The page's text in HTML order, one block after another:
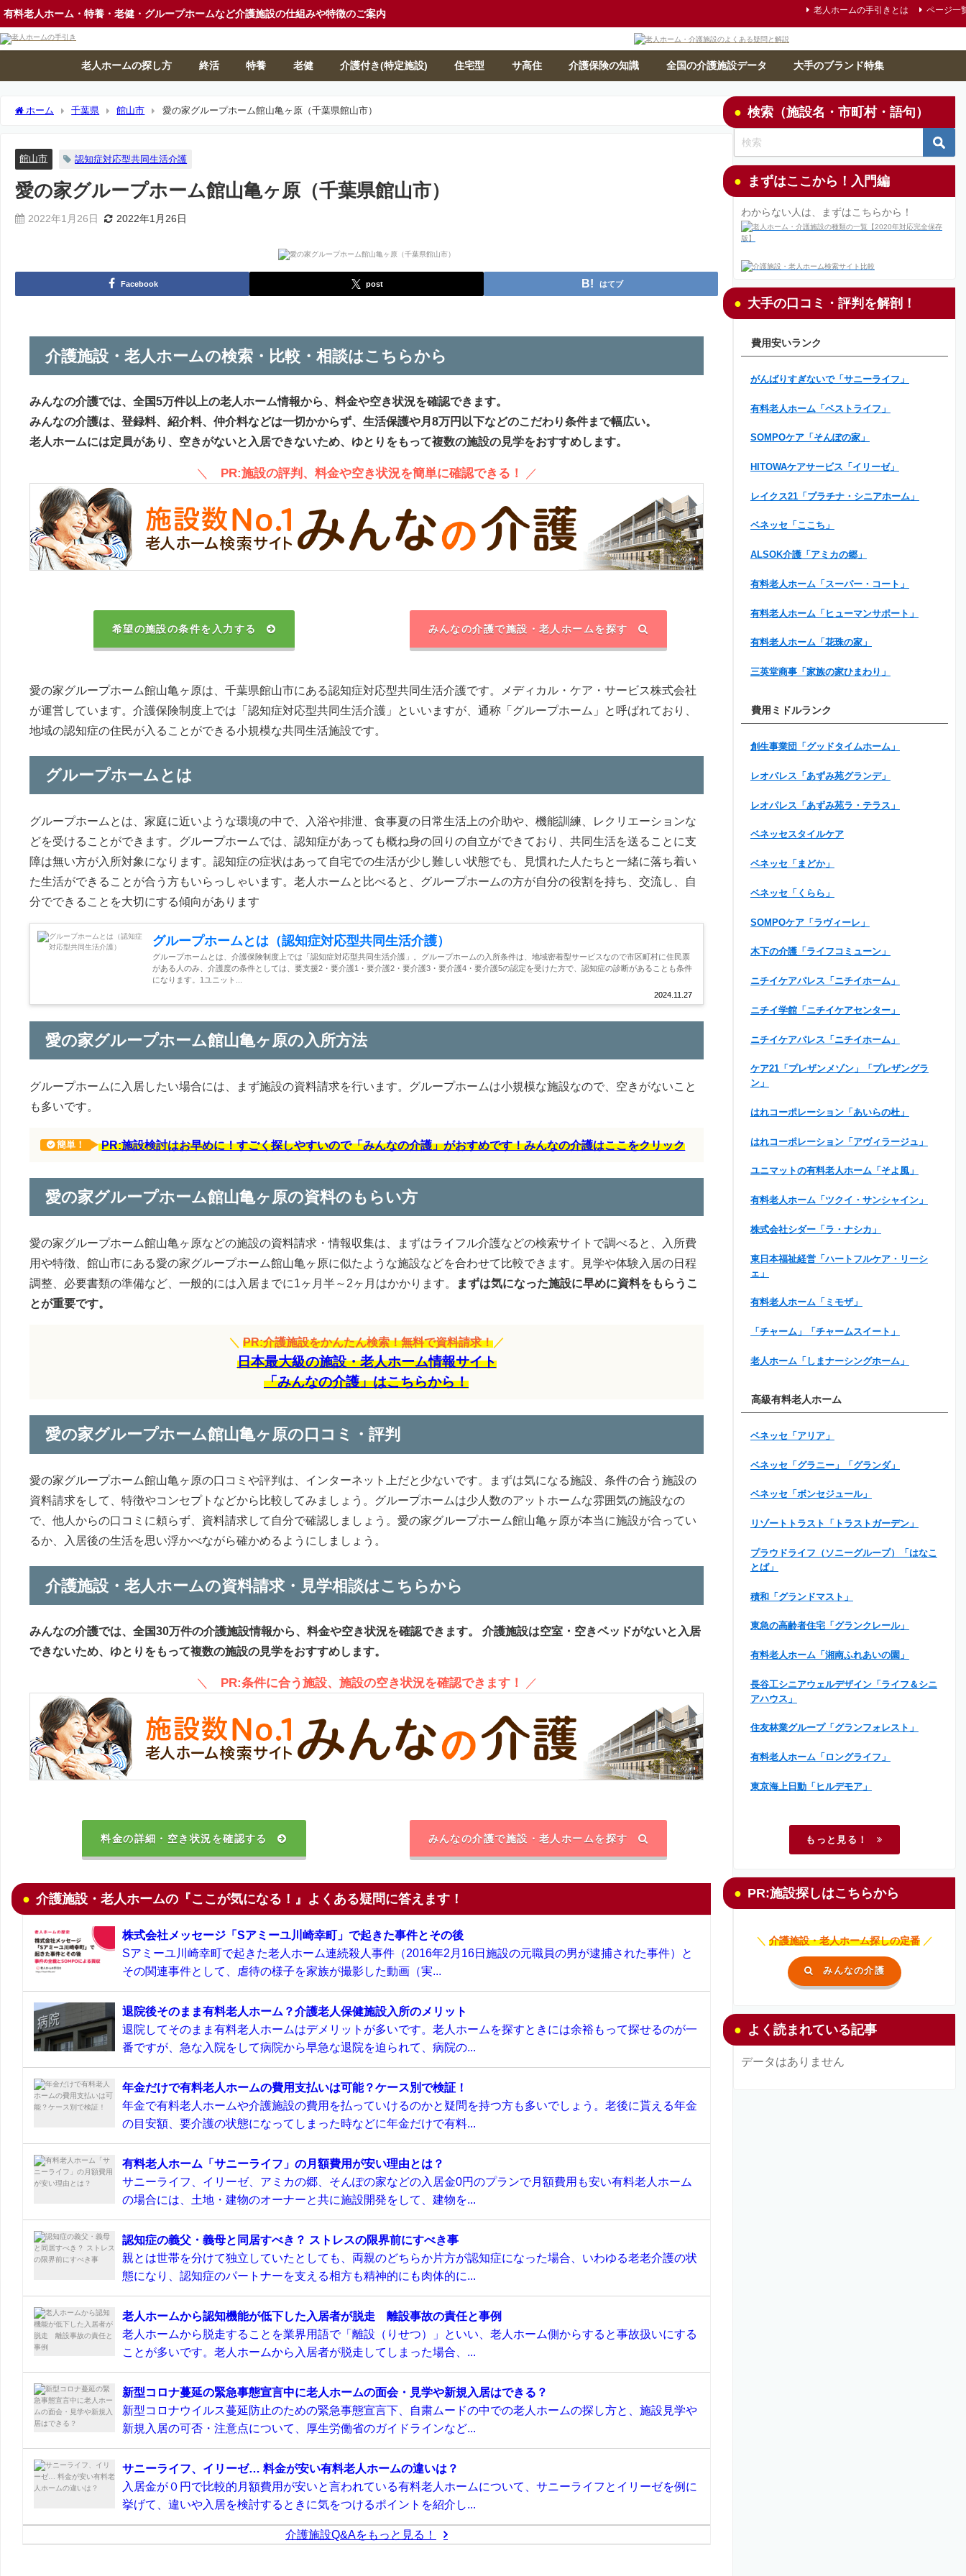
有料老人ホーム・特養・老健・グループホームなど介護施設の仕組みや特徴のご案内 老人ホームの手引きとは ページ一
老人ホームの探し方 終活 特養 老健 介護付き(特定施設) 住宅型 サ高住 介護保険の知識 全国の介護施設データ 大手のブランド特集
ホーム 千葉県 館山市 愛の家グループホーム館山亀ヶ原（千葉県館山市）
館山市 認知症対応型共同生活介護
愛の家グループホーム館山亀ヶ原（千葉県館山市）
2022年1月26日 2022年1月26日
Facebook post はてブ
介護施設・老人ホームの検索・比較・相談はこちらから
みんなの介護では、全国5万件以上の老人ホーム情報から、料金や空き状況を確認できます。
みんなの介護は、登録料、紹介料、仲介料などは一切かからず、生活保護や月8万円以下などのこだわり条件まで幅広い。
老人ホームには定員があり、空きがないと入居できないため、ゆとりをもって複数の施設の見学をおすすめします。
＼ PR:施設の評判、料金や空き状況を簡単に確認できる！ ／
希望の施設の条件を入力する みんなの介護で施設・老人ホームを探す
愛の家グループホーム館山亀ヶ原は、千葉県館山市にある認知症対応型共同生活介護です。メディカル・ケア・サービス株式会社
が運営しています。介護保険制度上では「認知症対応型共同生活介護」といいますが、通称「グループホーム」と呼ばれており、
地域の認知症の住民が入ることができる小規模な共同生活施設です。
グループホームとは
グループホームとは、家庭に近いような環境の中で、入浴や排泄、食事夏の日常生活上の介助や、機能訓練、レクリエーションな
どを受けることができます。グループホームでは、認知症があっても概ね身の回りの自立ができており、共同生活を送ることに支
障は無い方が入所対象になります。認知症の症状はあって自宅での生活が少し難しい状態でも、見慣れた人たちと一緒に落ち着い
た生活ができることが合う方もいらっしゃいます。老人ホームと比べると、グループホームの方が自分の役割を持ち、交流し、自
分でできることを大切にする傾向があります
グループホームとは（認知症対応型共同生活介護）
2024.11.27
グループホームとは、介護保険制度上では「認知症対応型共同生活介護」。グループホームの入所条件は、地域密着型サービスなので市区町村に住民票
がある人のみ、介護度の条件としては、要支援2・要介護1・要介護2・要介護3・要介護4・要介護5の認定を受けた方で、認知症の診断があることも条件
になります。1ユニット...
愛の家グループホーム館山亀ヶ原の入所方法
グループホームに入居したい場合には、まず施設の資料請求を行います。グループホームは小規模な施設なので、空きがないこと
も多いです。
簡単！ PR:施設検討はお早めに！すごく探しやすいので「みんなの介護」がおすめです！みんなの介護はここをクリック
愛の家グループホーム館山亀ヶ原の資料のもらい方
愛の家グループホーム館山亀ヶ原などの施設の資料請求・情報収集は、まずはライフル介護などの検索サイトで調べると、入所費
用や特徴、館山市にある愛の家グループホーム館山亀ヶ原に似たような施設などを合わせて比較できます。見学や体験入居の日程
調整、必要書類の準備など、一般的には入居までに1ヶ月半～2ヶ月はかかります。
まずは気になった施設に早めに資料をもらうこ
とが重要です。
＼ PR:介護施設をかんたん検索！無料で資料請求！ ／
日本最大級の施設・老人ホーム情報サイト
「みんなの介護」はこちらから！
愛の家グループホーム館山亀ヶ原の口コミ・評判
愛の家グループホーム館山亀ヶ原の口コミや評判は、インターネット上だと少ないです。まずは気になる施設、条件の合う施設の
資料請求をして、特徴やコンセプトなどから比較してみましょう。グループホームは少人数のアットホームな雰囲気の施設なの
で、他人からの口コミに頼らず、資料請求して自分で確認しましょう。愛の家グループホーム館山亀ヶ原が本当に施設が合ってい
るか、入居後の生活を思い浮かべながら確かめるようにしましょう。
介護施設・老人ホームの資料請求・見学相談はこちらから
みんなの介護では、全国30万件の介護施設情報から、料金や空き状況を確認できます。
介護施設は空室・空きベッドがないと入居
できないため、ゆとりをもって複数の施設の見学をおすすめします。
＼ PR:条件に合う施設、施設の空き状況を確認できます！ ／
料金の詳細・空き状況を確認する みんなの介護で施設・老人ホームを探す
介護施設・老人ホームの『ここが気になる！』よくある疑問に答えます！
株式会社メッセージ「Sアミーユ川崎幸町」で起きた事件とその後
Sアミーユ川崎幸町で起きた老人ホーム連続殺人事件（2016年2月16日施設の元職員の男が逮捕された事件）と
その関連事件として、虐待の様子を家族が撮影した動画（実...
退院後そのまま有料老人ホーム？介護老人保健施設入所のメリット
退院してそのまま有料老人ホームはデメリットが多いです。老人ホームを探すときには余裕もって探せるのが一
番ですが、急な入院をして病院から早急な退院を迫られて、病院の...
年金だけで有料老人ホームの費用支払いは可能？ケース別で検証！
年金で有料老人ホームや介護施設の費用を払っていけるのかと疑問を持つ方も多いでしょう。老後に貰える年金
の目安額、要介護の状態になってしまった時などに年金だけで有料...
有料老人ホーム「サニーライフ」の月額費用が安い理由とは？
サニーライフ、イリーゼ、アミカの郷、そんぽの家などの入居金0円のプランで月額費用も安い有料老人ホーム
の場合には、土地・建物のオーナーと共に施設開発をして、建物を...
認知症の義父・義母と同居すべき？ ストレスの限界前にすべき事
親とは世帯を分けて独立していたとしても、両親のどちらか片方が認知症になった場合、いわゆる老老介護の状
態になり、認知症のパートナーを支える相方も精神的にも肉体的に...
老人ホームから認知機能が低下した入居者が脱走 離設事故の責任と事例
老人ホームから脱走することを業界用語で「離設（りせつ）」といい、老人ホーム側からすると事故扱いにする
ことが多いです。老人ホームから入居者が脱走してしまった場合、...
新型コロナ蔓延の緊急事態宣言中に老人ホームの面会・見学や新規入居はできる？
新型コロナウイルス蔓延防止のための緊急事態宣言下、自粛ムードの中での老人ホームの探し方と、施設見学や
新規入居の可否・注意点について、厚生労働省のガイドラインなど...
サニーライフ、イリーゼ… 料金が安い有料老人ホームの違いは？
入居金が０円で比較的月額費用が安いと言われている有料老人ホームについて、サニーライフとイリーゼを例に
挙げて、違いや入居を検討するときに気をつけるポイントを紹介し...
介護施設Q&Aをもっと見る！
検索（施設名・市町村・語句）
まずはここから！入門編
わからない人は、まずはこちらから！
大手の口コミ・評判を解剖！
費用安いランク
がんばりすぎないで「サニーライフ」
有料老人ホーム「ベストライフ」
SOMPOケア「そんぽの家」
HITOWAケアサービス「イリーゼ」
レイクス21「プラチナ・シニアホーム」
ベネッセ「ここち」
ALSOK介護「アミカの郷」
有料老人ホーム「スーパー・コート」
有料老人ホーム「ヒューマンサポート」
有料老人ホーム「花珠の家」
三英堂商事「家族の家ひまわり」
費用ミドルランク
創生事業団「グッドタイムホーム」
レオパレス「あずみ苑グランデ」
レオパレス「あずみ苑ラ・テラス」
ベネッセスタイルケア
ベネッセ「まどか」
ベネッセ「くらら」
SOMPOケア「ラヴィーレ」
木下の介護「ライフコミューン」
ニチイケアパレス「ニチイホーム」
ニチイ学館「ニチイケアセンター」
ニチイケアパレス「ニチイホーム」
ケア21「プレザンメゾン」「プレザングラ
ン」
はれコーポレーション「あいらの杜」
はれコーポレーション「アヴィラージュ」
ユニマットの有料老人ホーム「そよ風」
有料老人ホーム「ツクイ・サンシャイン」
株式会社シダー「ラ・ナシカ」
東日本福祉経営「ハートフルケア・リーシ
ェ」
有料老人ホーム「ミモザ」
「チャーム」「チャームスイート」
老人ホーム「しまナーシングホーム」
高級有料老人ホーム
ベネッセ「アリア」
ベネッセ「グラニー」「グランダ」
ベネッセ「ボンセジュール」
リゾートトラスト「トラストガーデン」
プラウドライフ（ソニーグループ）「はなこ
とば」
積和「グランドマスト」
東急の高齢者住宅「グランクレール」
有料老人ホーム「湘南ふれあいの園」
長谷工シニアウェルデザイン「ライフ＆シニ
アハウス」
住友林業グループ「グランフォレスト」
有料老人ホーム「ロングライフ」
東京海上日動「ヒルデモア」
もっと見る！
PR:施設探しはこちらから
＼ 介護施設・老人ホーム探しの定番 ／
みんなの介護
よく読まれている記事
データはありません